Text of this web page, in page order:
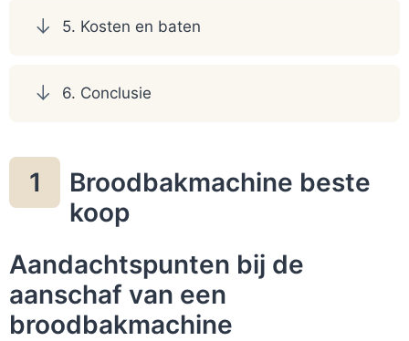
5. Kosten en baten
6. Conclusie
1
Broodbakmachine beste
koop
Aandachtspunten bij de
aanschaf van een
broodbakmachine